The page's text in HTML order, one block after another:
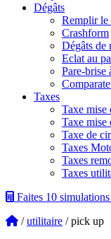
Dégâts
Remplir le
Crashform
Dégâts de
Eclat au
Pare-brise
Taxes
Taxe
Taxe
Taxe de
Taxes
Taxes
Taxes
Faites 10 simulations
/utilitaire / pick up